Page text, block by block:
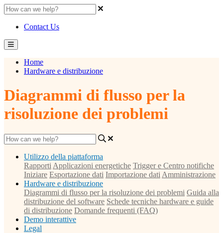
Contact Us
Home
Hardware e distribuzione
Diagrammi di flusso per la
risoluzione dei problemi
Utilizzo della piattaforma
Rapporti Applicazioni energetiche Trigger e Centro notifiche
Iniziare Esportazione dati Importazione dati Amministrazione
Hardware e distribuzione
Diagrammi di flusso per la risoluzione dei problemi Guida alla
distribuzione del software Schede tecniche hardware e guide
di distribuzione Domande frequenti (FAQ)
Demo interattive
Legal